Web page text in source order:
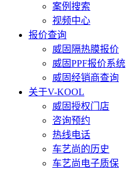
案例搜索
视频中心
报价查询
威固隔热膜报价
威固PPF报价系统
威固经销商查询
关于V-KOOL
威固授权门店
咨询预约
热线电话
车艺尚的历史
车艺尚电子质保